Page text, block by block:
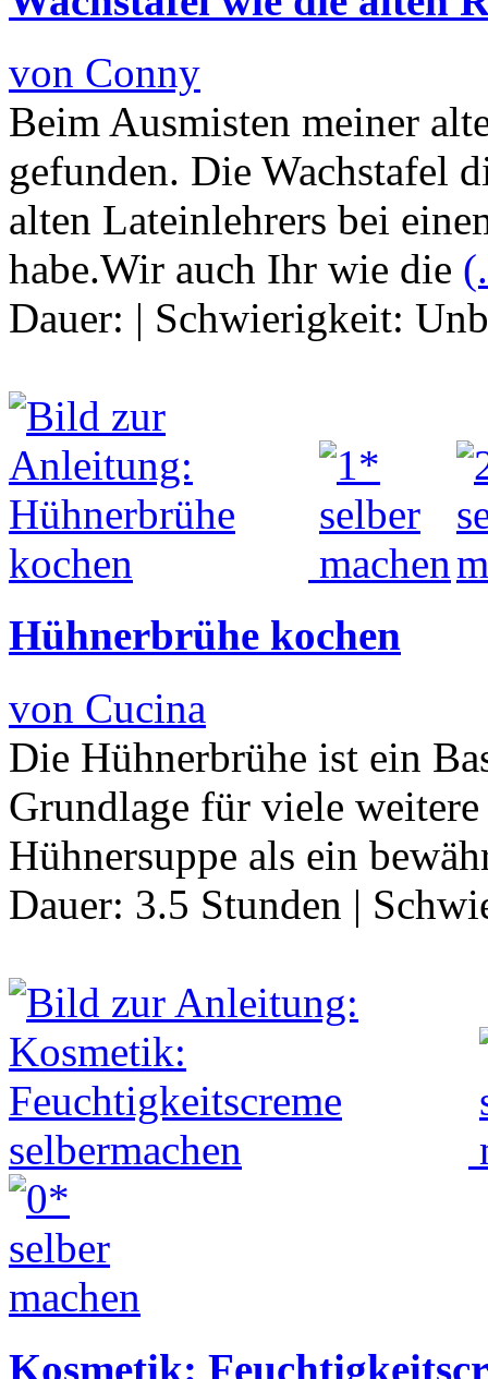
von Conny
Beim Ausmisten meiner
gefunden. Die Wachstafel
alten Lateinlehrers bei
habe.Wir auch Ihr wie die
Dauer: | Schwierigkeit:
Hühnerbrühe kochen
von Cucina
Die Hühnerbrühe ist ein
Grundlage für viele
Hühnersuppe als ein
Dauer: 3.5 Stunden |
Kosmetik: